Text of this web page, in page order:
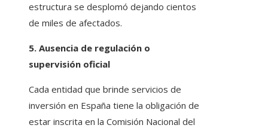
estructura se desplomó dejando cientos
de miles de afectados.
5. Ausencia de regulación o
supervisión oficial
Cada entidad que brinde servicios de
inversión en España tiene la obligación de
estar inscrita en la Comisión Nacional del